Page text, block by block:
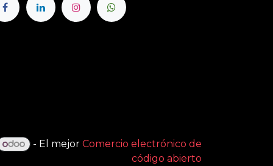
- El mejor Comercio electrónico de
código abierto